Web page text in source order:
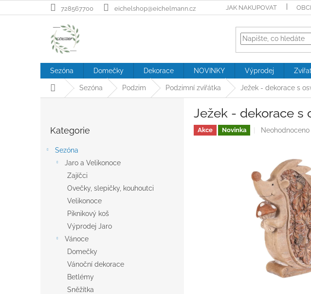
na
728567700 eichelshop@eichelmann.cz JAK NAKUPOVAT
Sezóna Domečky Dekorace NOVINKY Výprodej
Domů Sezóna Podzim Podzimní zvířátka Ježek - dekorace s
kategorie
Kategorie
Sezóna
Jaro a Velikonoce
Zajíčci
Ovečky, slepičky, kouhoutci
Velikonoce
Piknikový koš
Výprodej Jaro
Vánoce
Domečky
Vánoční dekorace
Betlémy
Sněžítka
Ježek - dekorace s
Akce Novinka
Průměrné
z
hvězdiček.
Neohodnoceno